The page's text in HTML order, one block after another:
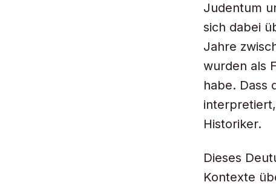
Judentum
sich dabei
Jahre
wurden als
habe. Dass
Historiker.
Dieses
Kontexte